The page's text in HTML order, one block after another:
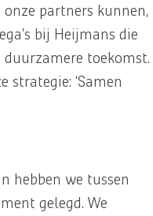
partners kunnen,
bij Heijmans die
toekomst.
strategie: ‘Samen
hebben we tussen
gelegd. We